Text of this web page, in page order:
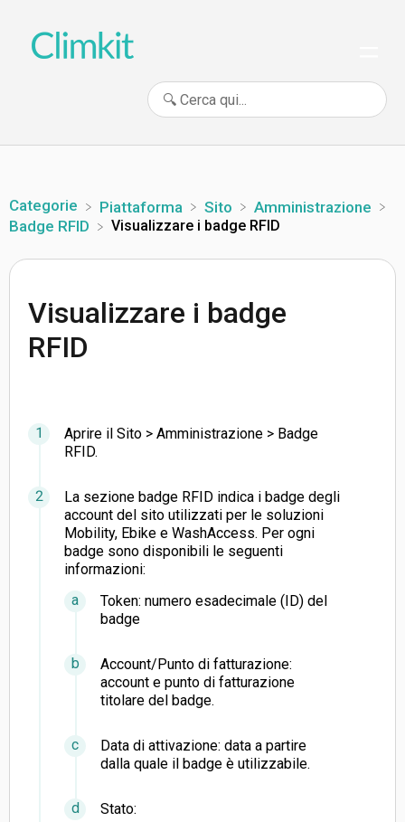
Categorie ​Piattaforma ​Sito
​Amministrazione
​Badge RFID
Visualizzare i badge RFID
Visualizzare i badge
RFID
Aprire il Sito > Amministrazione > Badge
RFID.
La sezione badge RFID indica i badge degli
account del sito utilizzati per le soluzioni
Mobility, Ebike e WashAccess. Per ogni
badge sono disponibili le seguenti
informazioni:
Token: numero esadecimale (ID) del
badge
Account/Punto di fatturazione:
account e punto di fatturazione
titolare del badge.
Data di attivazione: data a partire
dalla quale il badge è utilizzabile.
Stato: